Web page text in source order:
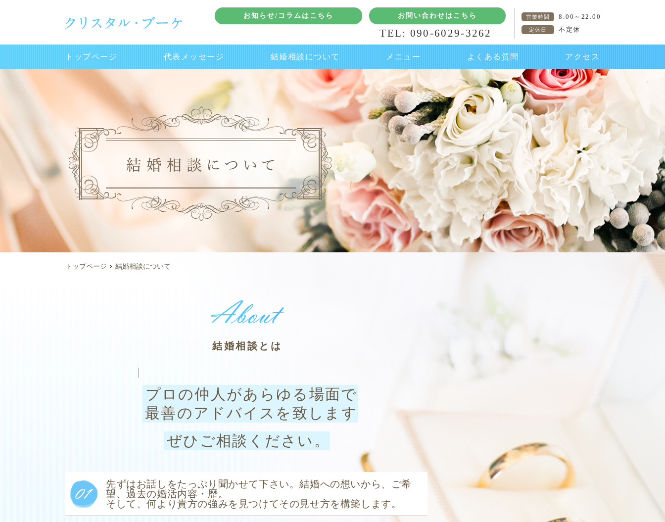
お知らせ/コラムはこちら お問い合わせはこちら
TEL: 090-6029-3262
営業時間 8:00～22:00
定休日 不定休
トップページ 代表メッセージ 結婚相談について メニュー よくある質問 アクセス
トップページ 結婚相談について
結婚相談とは
プロの仲人があらゆる場面で
最善のアドバイスを致します
ぜひご相談ください。
先ずはお話しをたっぷり聞かせて下さい。結婚への想いから、ご希
望、過去の婚活内容・歴。
そして、何より貴方の強みを見つけてその見せ方を構築します。